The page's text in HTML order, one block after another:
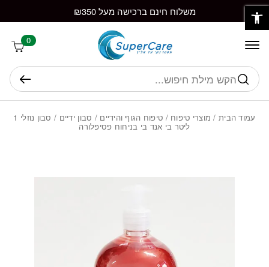
Skip to Content משלוח חינם ברכישה מעל ₪350
0
חיפוש
עמוד הבית/ מוצרי טיפוח / טיפוח הגוף והידיים / סבון ידיים / סבון נוזלי 1
ליטר בי אנד בי בניחוח פסיפלורה
בחזרה למעלה
פתח סרגל נגישות